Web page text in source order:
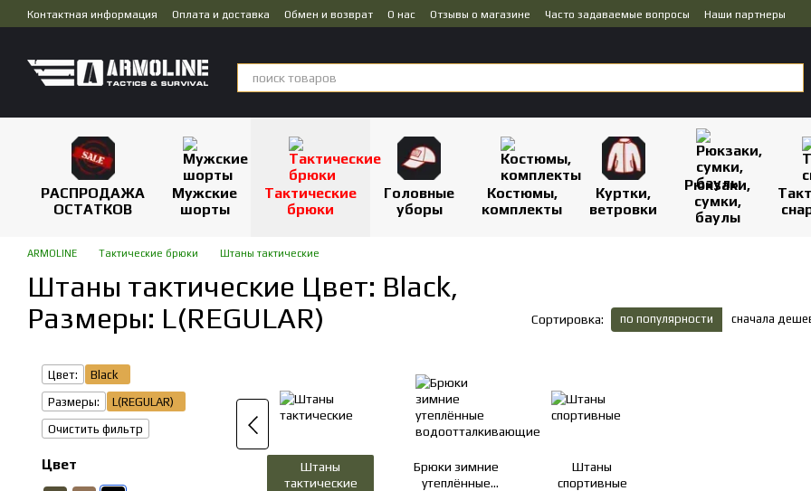
Перейти к основному контенту
Контактная информация Оплата и доставка Обмен и возврат О нас Отзывы о магазине Часто задаваемые вопросы
Наши партнеры
РАСПРОДАЖА
ОСТАТКОВ
Мужские
шорты
Тактические
брюки
Головные
уборы
Костюмы,
комплекты
Куртки,
ветровки
Рюкзаки,
сумки,
баулы
ARMOLINE Тактические брюки Штаны тактические
Штаны тактические Цвет: Black,
Размеры: L(REGULAR)
Сортировка: по популярности сначала
Штаны
тактические
Брюки зимние
утеплённые
Штаны
спортивные
Цвет:
Black
Размеры:
L(REGULAR)
Очистить фильтр
Цвет